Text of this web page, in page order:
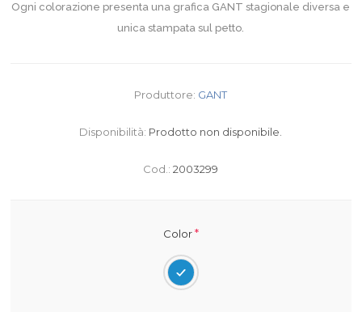
Ogni colorazione presenta una grafica GANT stagionale diversa e
unica stampata sul petto.
Produttore: GANT
Disponibilità: Prodotto non disponibile.
Cod.: 2003299
Color*